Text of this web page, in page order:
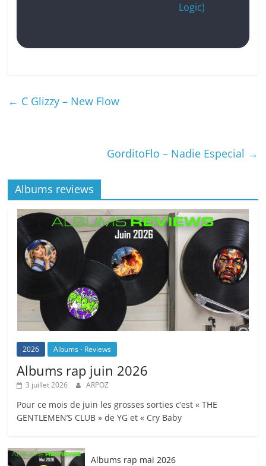
Logic)
← C Glizzy – New Flow
GorditoFlo – Nadie Especial →
Albums reviews
2026 Albums - Reviews
Albums rap juin 2026
3 juillet 2026 ARPOZ
Pour ce mois de juin les grosses sorties c’est « THE
GENTLEMEN’S CLUB » de YG et « Cry Baby
Albums rap mai 2026